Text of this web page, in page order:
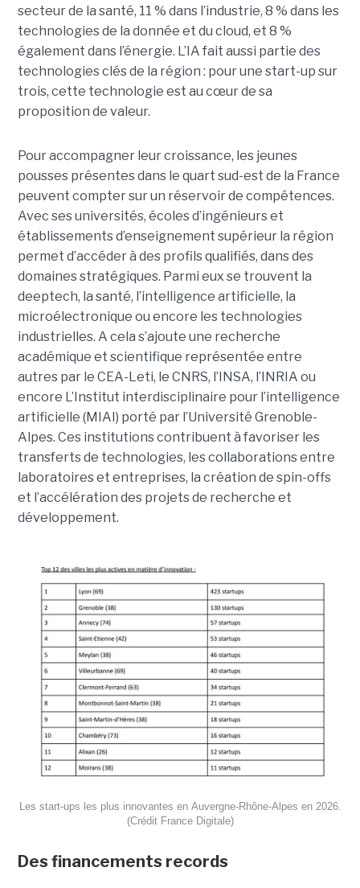
secteur de la santé, 11 % dans l’industrie, 8 % dans les
technologies de la donnée et du cloud, et 8 %
également dans l’énergie. L’IA fait aussi partie des
technologies clés de la région : pour une start-up sur
trois, cette technologie est au cœur de sa
proposition de valeur.
Pour accompagner leur croissance, les jeunes
pousses présentes dans le quart sud-est de la France
peuvent compter sur un réservoir de compétences.
Avec ses universités, écoles d’ingénieurs et
établissements d’enseignement supérieur la région
permet d’accéder à des profils qualifiés, dans des
domaines stratégiques. Parmi eux se trouvent la
deeptech, la santé, l’intelligence artificielle, la
microélectronique ou encore les technologies
industrielles. A cela s’ajoute une recherche
académique et scientifique représentée entre
autres par le CEA-Leti, le CNRS, l’INSA, l’INRIA ou
encore L’Institut interdisciplinaire pour l’intelligence
artificielle (MIAI) porté par l’Université Grenoble-
Alpes. Ces institutions contribuent à favoriser les
transferts de technologies, les collaborations entre
laboratoires et entreprises, la création de spin-offs
et l’accélération des projets de recherche et
développement.
Les start-ups les plus innovantes en Auvergne-Rhône-Alpes en 2026.
(Crédit France Digitale)
Des financements records